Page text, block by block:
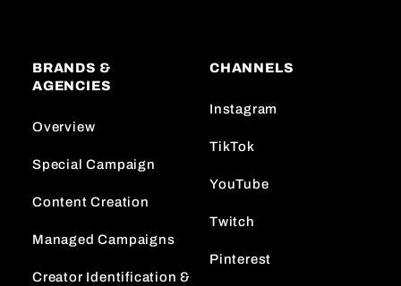
BRANDS &
AGENCIES
Overview
Special Campaign
Content Creation
Managed Campaigns
Creator Identification &
CHANNELS
Instagram
TikTok
YouTube
Twitch
Pinterest